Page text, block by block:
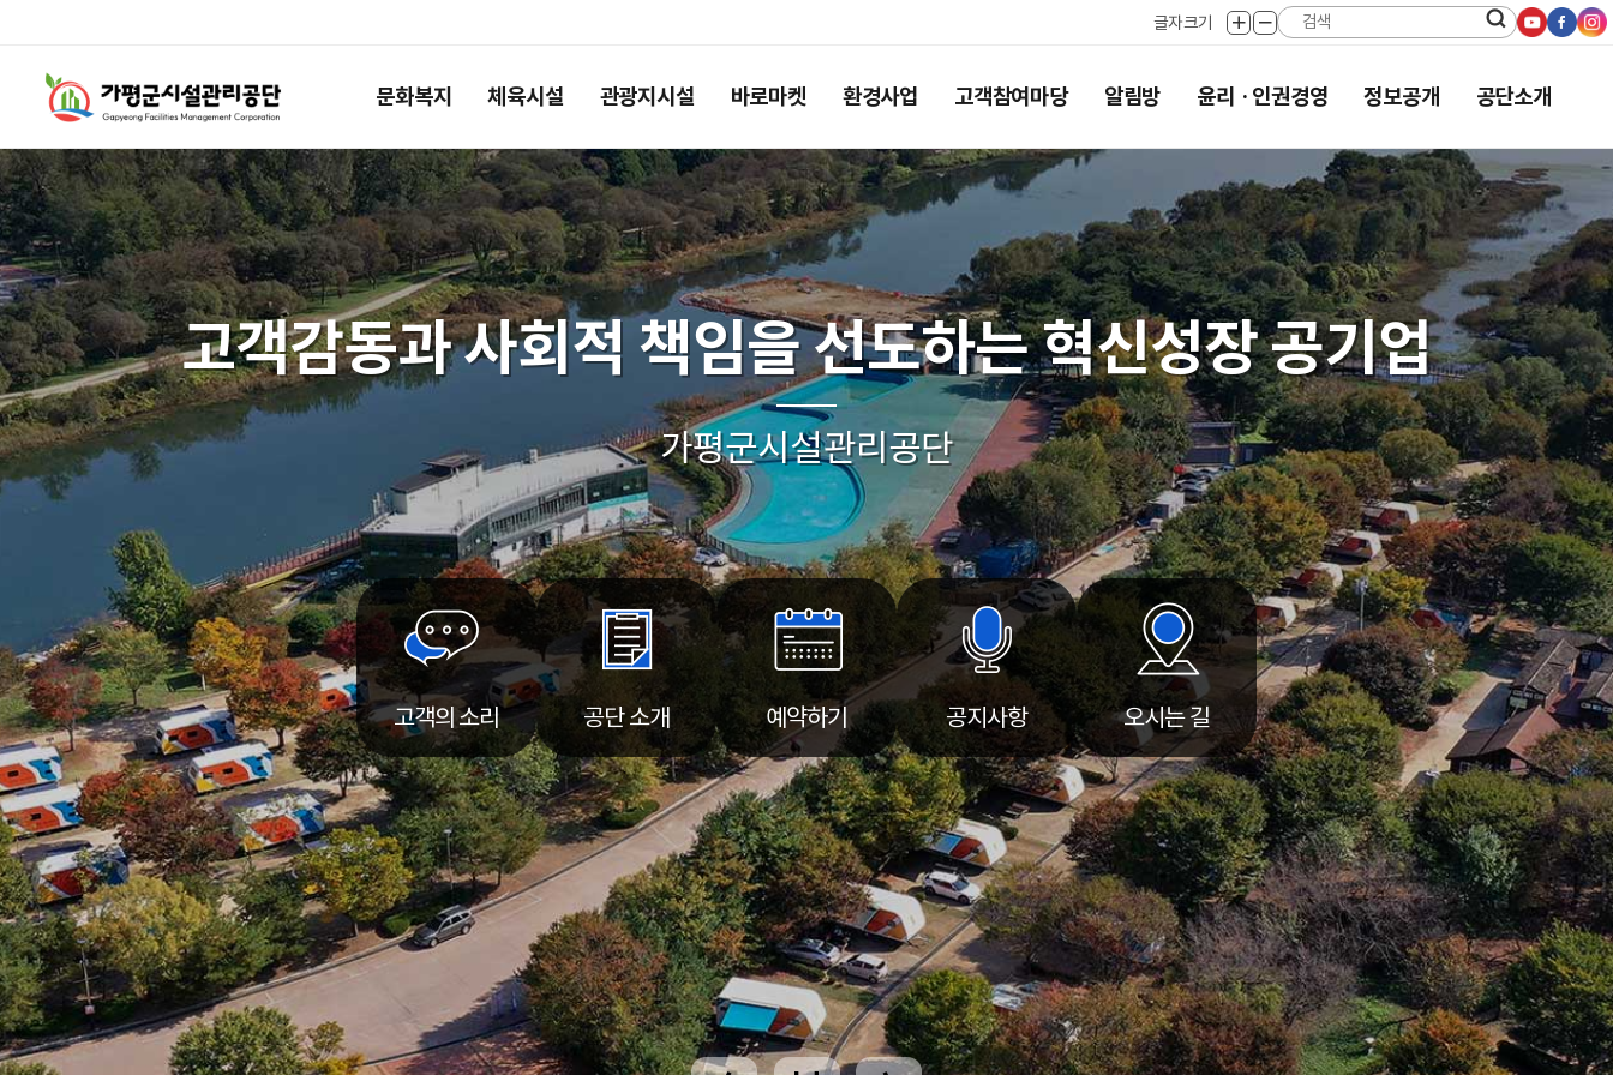
글자크기
글자크게
글자작게
보기
검색버튼
유튜브로
공유하기
페이
공유
인
공
가평군시설관리공단
로고 메뉴
문화복지 체육시설 관광지시설 바로마켓 환경사업 고객참여마당 알림방 윤리 · 인권경영 정보공개 공단소개
가평군시설관리공단
고객감동과 사회적 책임을 선도하는 혁신성장 공기업
가평군시설관리공단
고객의 소리 공단 소개 예약하기 공지사항 오시는 길
메인배너 메인배너 메인배너